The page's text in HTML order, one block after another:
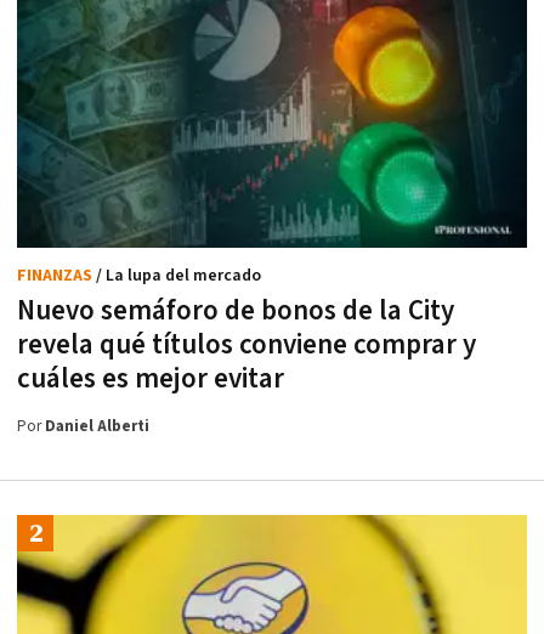
Nuevo semáforo de bonos de la City
revela qué títulos conviene comprar y
cuáles es mejor evitar
FINANZAS / La lupa del mercado
PorDaniel Alberti